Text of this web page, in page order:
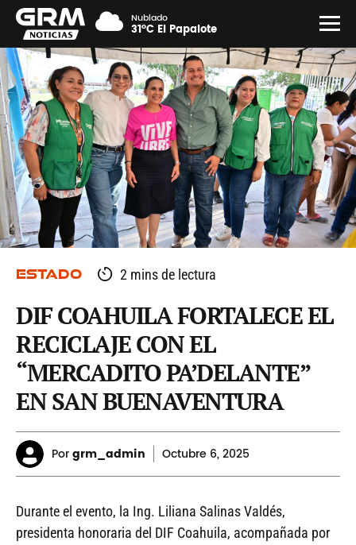
Nublado
31°C El Papalote
ESTADO 2 mins de lectura
DIF COAHUILA FORTALECE EL
RECICLAJE CON EL
“MERCADITO PA’DELANTE”
EN SAN BUENAVENTURA
Porgrm_admin Octubre 6, 2025
Durante el evento, la Ing. Liliana Salinas Valdés,
presidenta honoraria del DIF Coahuila, acompañada por